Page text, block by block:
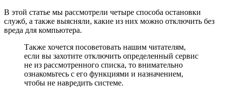
В этой статье мы рассмотрели четыре способа остановки
служб, а также выясняли, какие из них можно отключить без
вреда для компьютера.
Также хочется посоветовать нашим читателям,
если вы захотите отключить определенный сервис
не из рассмотренного списка, то внимательно
ознакомьтесь с его функциями и назначением,
чтобы не навредить системе.